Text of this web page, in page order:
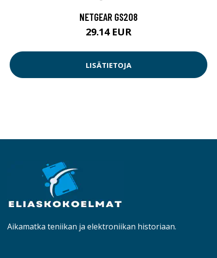
NETGEAR GS208
29.14 EUR
LISÄTIETOJA
Aikamatka teniikan ja elektroniikan historiaan.